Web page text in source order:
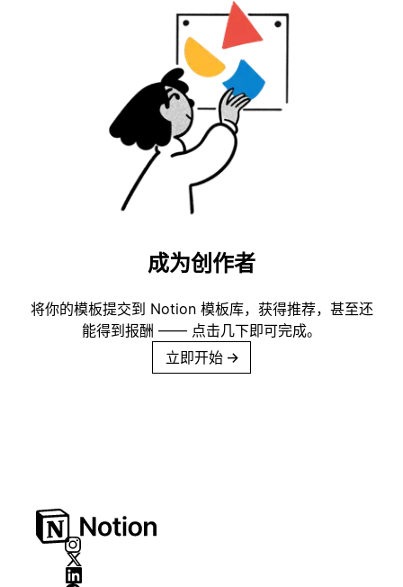
成为创作者
将你的模板提交到 Notion 模板库，获得推荐，甚至还
能得到报酬 —— 点击几下即可完成。
立即开始 →